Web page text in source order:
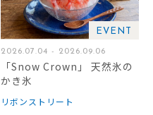
EVENT
2026.07.04 - 2026.09.06
「Snow Crown」 天然氷の
かき氷
リボンストリート